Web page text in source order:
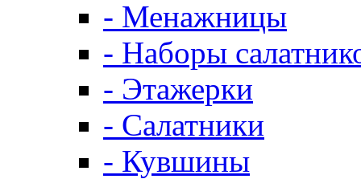
- Менажницы
- Наборы
- Этажерки
- Салатники
- Кувшины